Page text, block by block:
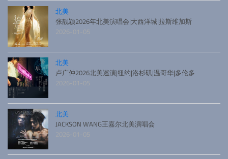
北美
张靓颖2026年北美演唱会|大西洋城|拉斯维加斯
2026-01-05
北美
卢广仲2026北美巡演|纽约|洛杉矶|温哥华|多伦多
2026-01-05
北美
JACKSON WANG王嘉尔北美演唱会
2026-01-05